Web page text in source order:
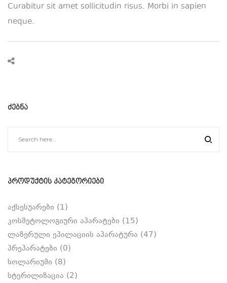
Curabitur sit amet sollicitudin risus. Morbi in sapien
neque.
ᲫᲔᲑᲜᲐ
ᲞᲠᲝᲓᲣᲥᲢᲘᲡ ᲙᲐᲢᲔᲒᲝᲠᲘᲔᲑᲘ
აქსესუარები (1)
კოსმეტოლოგიური აპარატები (15)
ლაზერული ეპილაციის აპარატურა (47)
პრეპარატები (0)
სოლარიუმი (8)
სტერილიზაცია (2)